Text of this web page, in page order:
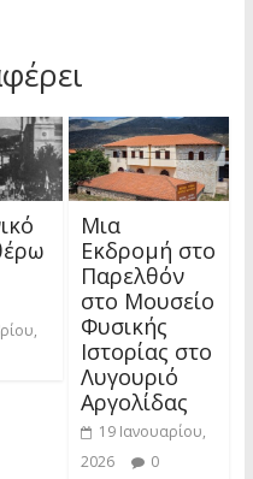
Μια
Εκδρομή στο
Παρελθόν
στο Μουσείο
Φυσικής
Ιστορίας στο
Λυγουριό
Αργολίδας
19 Ιανουαρίου,
2026
0